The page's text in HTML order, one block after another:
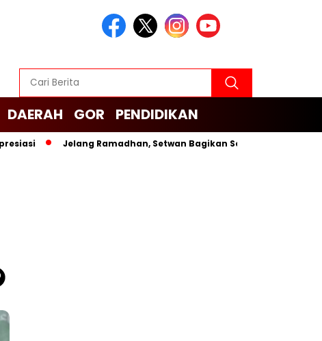
DAERAH GOR PENDIDIKAN
Jelang Ramadhan, Setwan Bagikan Sembako untuk Cleaning